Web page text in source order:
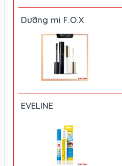
Dưỡng mi F.O.X
EVELINE